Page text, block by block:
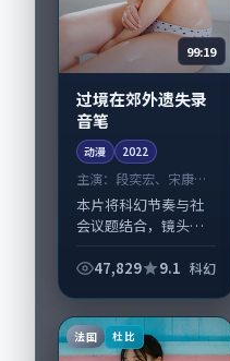
99:19
过境在郊外遗失录
音笔
动漫 2022
主演： 段奕宏、宋康昊
等
本片将科幻节奏与社
会议题结合，镜头语
《过境在郊外遗失录
担纲主线；取景与声
音设计凸显中国台湾
47,829 9.1 科幻
法国 杜比